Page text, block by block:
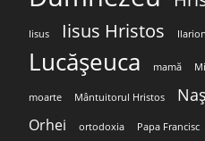
Iisus Iisus Hristos
Lucășeuca mamă
moarte Mântuitorul Hristos
Orhei ortodoxia Papa Francisc